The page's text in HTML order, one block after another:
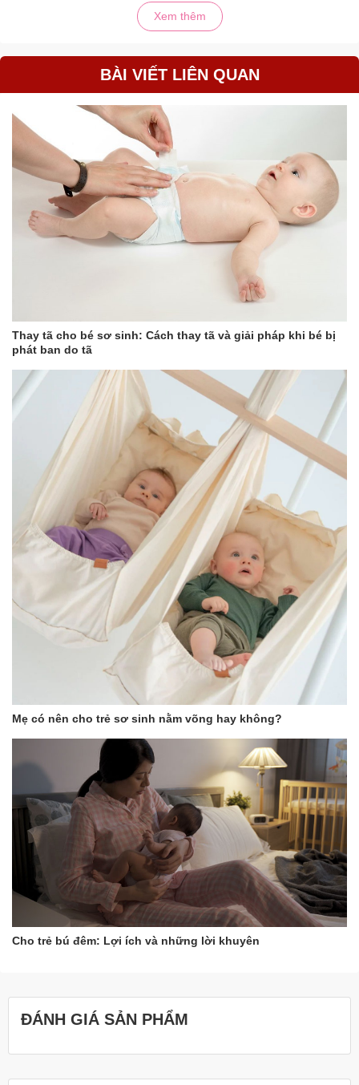
Đặc tính:
Là dầu dưỡng chăm sóc da chuyên sâu, dùng để mát xa là
làm sạch nhẹ nhàng khu vực tã.
Chứa độ ẩm gấp 10 lần so với các loại kem dưỡng da
Thành phần chiết xuất từ lô hội và tinh dầu giúp chăm sóc
làn da khô, cung cấp độ ẩm, làm mềm da
Dùng cho trẻ sơ sinh ngay từ tháng đầu tiên
Không nhờn, không khô rít
Đã được kiểm nghiệm da liễu về khả năng tương thích da
và phù hợp với cả người bị dị ứng
Thành phần:
Paraffinum Liquidum, Isopropyl Palmitate, Aloe Barbadensis,
Tocopheryl Acetate, Parfum
Xem thêm
BÀI VIẾT LIÊN QUAN
Thay tã cho bé sơ sinh: Cách thay tã và giải pháp khi bé bị
phát ban do tã
Mẹ có nên cho trẻ sơ sinh nằm võng hay không?
Cho trẻ bú đêm: Lợi ích và những lời khuyên
ĐÁNH GIÁ SẢN PHẨM